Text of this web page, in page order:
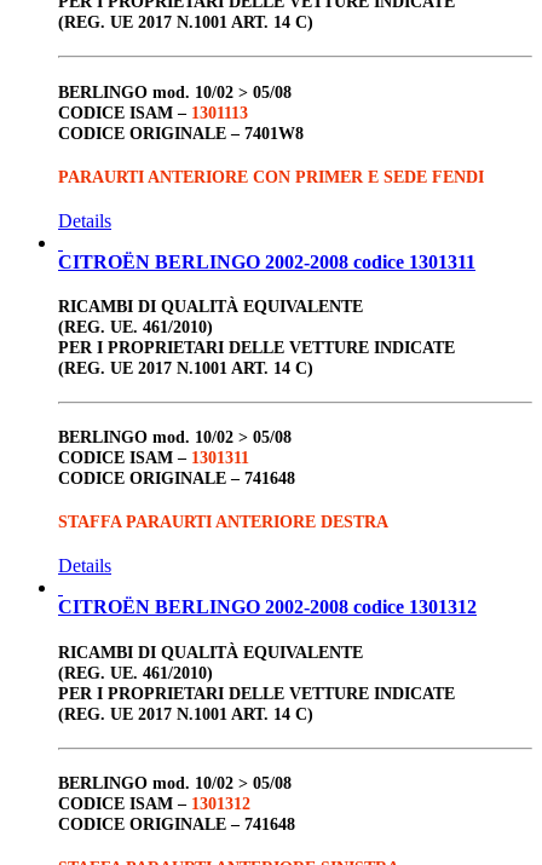
(REG. UE 2017 N.1001 ART. 14 C)
BERLINGO mod. 10/02 > 05/08
CODICE ISAM – 1301113
CODICE ORIGINALE – 7401W8
PARAURTI ANTERIORE CON PRIMER E SEDE FENDI
Details
CITROËN BERLINGO 2002-2008 codice 1301311
RICAMBI DI QUALITÀ EQUIVALENTE
(REG. UE. 461/2010)
PER I PROPRIETARI DELLE VETTURE INDICATE
(REG. UE 2017 N.1001 ART. 14 C)
BERLINGO mod. 10/02 > 05/08
CODICE ISAM – 1301311
CODICE ORIGINALE – 741648
STAFFA PARAURTI ANTERIORE DESTRA
Details
CITROËN BERLINGO 2002-2008 codice 1301312
RICAMBI DI QUALITÀ EQUIVALENTE
(REG. UE. 461/2010)
PER I PROPRIETARI DELLE VETTURE INDICATE
(REG. UE 2017 N.1001 ART. 14 C)
BERLINGO mod. 10/02 > 05/08
CODICE ISAM – 1301312
CODICE ORIGINALE – 741648